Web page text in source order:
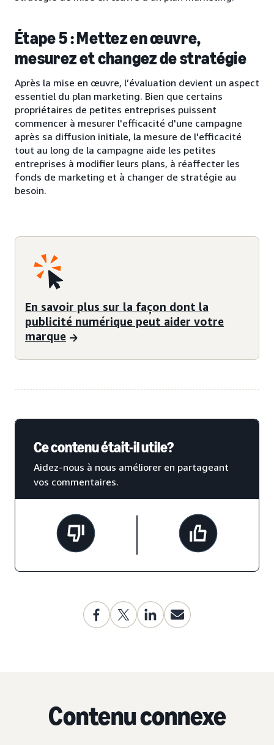
Étape 5 : Mettez en œuvre,
mesurez et changez de stratégie
Après la mise en œuvre, l’évaluation devient un aspect
essentiel du plan marketing. Bien que certains
propriétaires de petites entreprises puissent
commencer à mesurer l'efficacité d'une campagne
après sa diffusion initiale, la mesure de l'efficacité
tout au long de la campagne aide les petites
entreprises à modifier leurs plans, à réaffecter les
fonds de marketing et à changer de stratégie au
besoin.
En savoir plus sur la façon dont la
publicité numérique peut aider votre
marque
Ce contenu était-il utile?
Aidez-nous à nous améliorer en partageant
vos commentaires.
Contenu connexe